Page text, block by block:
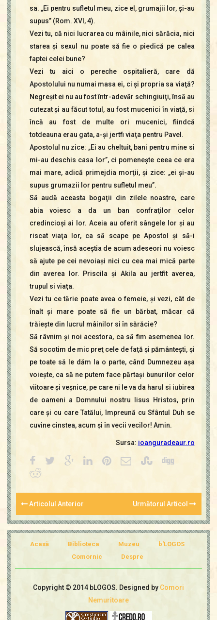
sa. „Ei pentru sufletul meu, zice el, grumajii lor, şi-au
supus” (Rom. XVI, 4).
Vezi tu, că nici lucrarea cu mâinile, nici sărăcia, nici
starea şi sexul nu poate să fie o piedică pe calea
faptei celei bune?
Vezi tu aici o pereche ospitalieră, care dă
Apostolului nu numai masa ei, ci şi propria sa viaţă?
Negreşit ei nu au fost într-adevăr schingiuiţi, însă au
cutezat şi au făcut totul, au fost mucenici în viaţă, si
încă au fost de multe ori mucenici, fiindcă
totdeauna erau gata, a-şi jertfi viaţa pentru Pavel.
Apostolul nu zice: „Ei au cheltuit, bani pentru mine si
mi-au deschis casa lor”, ci pomeneşte ceea ce era
mai mare, adică primejdia morţii, şi zice: „ei şi-au
supus grumazii lor pentru sufletul meu”.
Să audă aceasta bogaţii din zilele noastre, care
abia voiesc a da un ban confraţilor celor
credincioşi ai lor. Aceia au oferit sângele lor şi au
riscat viaţa lor, ca să scape pe Apostol şi să-i
slujească, însă aceştia de acum adeseori nu voiesc
să ajute pe cei nevoiaşi nici cu cea mai mică parte
din averea lor. Priscila şi Akila au jertfit averea,
trupul si viaţa.
Vezi tu ce tărie poate avea o femeie, şi vezi, cât de
înalt şi mare poate să fie un bărbat, măcar că
trăieşte din lucrul mâinilor si în sărăcie?
Să râvnim şi noi acestora, ca să fim asemenea lor.
Să socotim de mic preţ cele de faţă şi pământeşti, şi
pe toate să le dăm la o parte, când Dumnezeu aşa
voieşte, ca să ne putem face părtaşi bunurilor celor
viitoare şi veşnice, pe care ni le va da harul si iubirea
de oameni a Domnului nostru Iisus Hristos, prin
care şi cu care Tatălui, împreună cu Sfântul Duh se
cuvine cinstea, acum şi în vecii vecilor! Amin.
Sursa: ioanguradeaur.ro
Articolul Anterior Următorul Articol
Acasă Biblioteca Muzeu
b'LOGOS
Comornic
Despre
Copyright © 2014 bLOGOS. Designed by Comori
Nemuritoare